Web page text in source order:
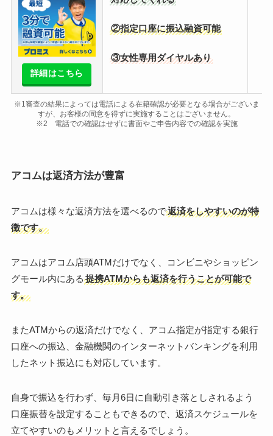
詳細はこちら
②指定口座に振込融資可能
③女性専用ダイヤルあり
※1審査の結果によっては電話による在籍確認が必要となる場合がございま
すが、お客様の同意を得ずに実施することはございません。
※2 電話での確認はせずに書面やご申告内容での確認を実施
アコムは返済方法が豊富
アコムは様々な返済方法を選べるので返済をしやすいのが特
徴です。
アコムはアコム店頭ATMだけでなく、コンビニやショッピン
グモール内にある 提携ATMからも返済を行うことが可能で
す。
またATMからの返済だけでなく、アコム指定が指定する銀行
口座への振込、金融機関のインターネットバンキングを利用
したネット振込にも対応しています。
自身で振込を行わず、毎月6日に自動引き落としされるよう
口座振替を設定することもできるので、返済スケジュールを
立てやすいのもメリットと言えるでしょう。